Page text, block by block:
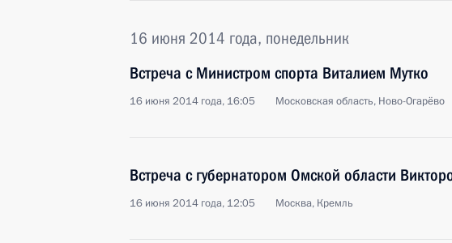
16 июня 2014 года, понедельник
Встреча с Министром спорта Виталием Мутко
16 июня 2014 года, 16:05 Московская область, Ново-Огарёво
Встреча с губернатором Омской области
16 июня 2014 года, 12:05 Москва, Кремль